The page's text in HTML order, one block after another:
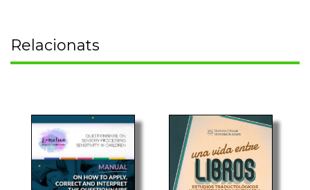
Relacionats